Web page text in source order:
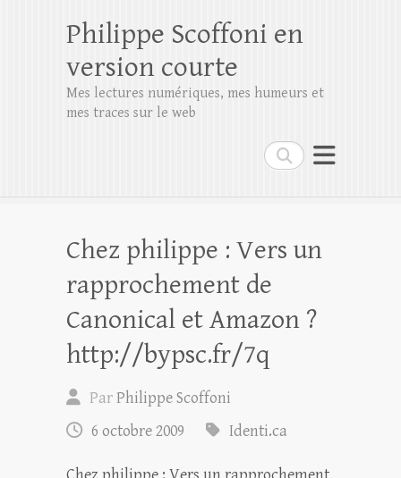
Rechercher
Philippe Scoffoni en
version courte
Mes lectures numériques, mes humeurs et
mes traces sur le web
Chez philippe : Vers un
rapprochement de
Canonical et Amazon ?
http://bypsc.fr/7q
ParPhilippe Scoffoni
6 octobre 2009
Identi.ca